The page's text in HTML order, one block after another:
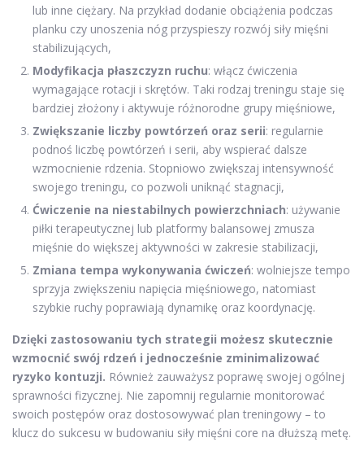
lub inne ciężary. Na przykład dodanie obciążenia podczas
planku czy unoszenia nóg przyspieszy rozwój siły mięśni
stabilizujących,
Modyfikacja płaszczyzn ruchu: włącz ćwiczenia
wymagające rotacji i skrętów. Taki rodzaj treningu staje się
bardziej złożony i aktywuje różnorodne grupy mięśniowe,
Zwiększanie liczby powtórzeń oraz serii: regularnie
podnoś liczbę powtórzeń i serii, aby wspierać dalsze
wzmocnienie rdzenia. Stopniowo zwiększaj intensywność
swojego treningu, co pozwoli uniknąć stagnacji,
Ćwiczenie na niestabilnych powierzchniach: używanie
piłki terapeutycznej lub platformy balansowej zmusza
mięśnie do większej aktywności w zakresie stabilizacji,
Zmiana tempa wykonywania ćwiczeń: wolniejsze tempo
sprzyja zwiększeniu napięcia mięśniowego, natomiast
szybkie ruchy poprawiają dynamikę oraz koordynację.
Dzięki zastosowaniu tych strategii możesz skutecznie
wzmocnić swój rdzeń i jednocześnie zminimalizować
ryzyko kontuzji. Również zauważysz poprawę swojej ogólnej
sprawności fizycznej. Nie zapomnij regularnie monitorować
swoich postępów oraz dostosowywać plan treningowy – to
klucz do sukcesu w budowaniu siły mięśni core na dłuższą metę.